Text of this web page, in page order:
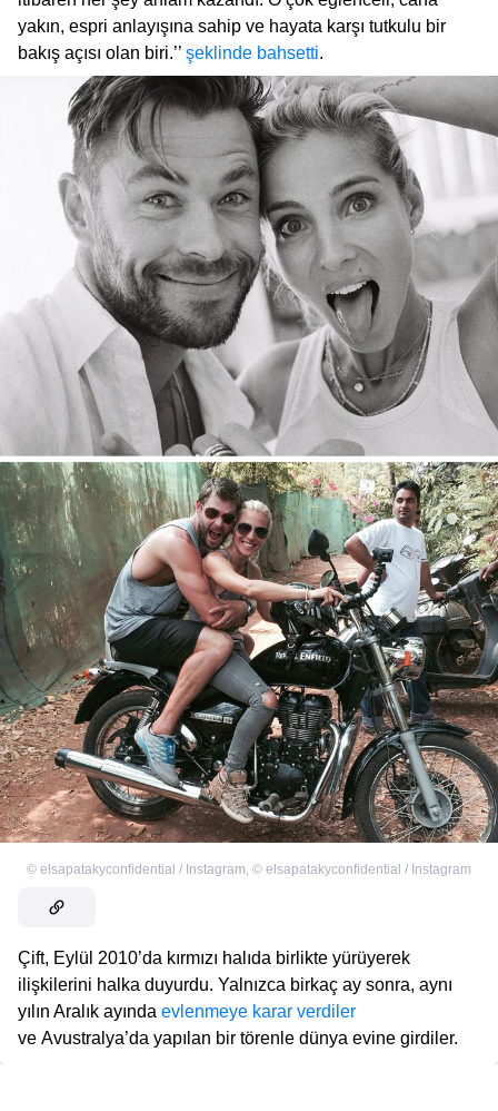
yakın, espri anlayışına sahip ve hayata karşı tutkulu bir
bakış açısı olan biri.’’ şeklinde bahsetti.
© elsapatakyconfidential / Instagram © elsapatakyconfidential / Instagram
Çift, Eylül 2010’da kırmızı halıda birlikte yürüyerek
ilişkilerini halka duyurdu. Yalnızca birkaç ay sonra, aynı
yılın Aralık ayında evlenmeye karar verdiler
ve Avustralya’da yapılan bir törenle dünya evine girdiler.